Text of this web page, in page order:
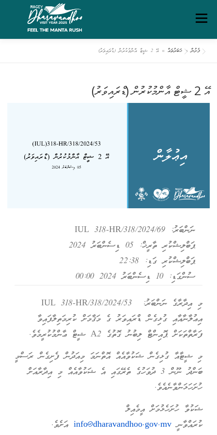
content
Menu
ގަވާއިދުތަކާއި އުސޫލުތައް
ޑައުންލޯޑްސް ރިޕޯޓްތައް ފެށުން
ފެށުން» ޚަބަރުތައް » އޭ 2 ޝީޓް އާންމުކުރުން (ޑްރައިވަރު)
އޭ 2 ޝީޓް އާންމުކުރުން (ޑްރައިވަރު)
ނަންބަރު: IUL 318-HR/318/2024/69
ޕަބްލިޝްކުރި ތާރީޚް: 05 ޑިސެންބަރު 2024
ޕަބްލިޝްކުރި ގަޑި: 22:38
ސުންގަޑި: 10 ޑިސެންބަރު 2024 00:00
މި އިދާރާގެ ނަންބަރު: IUL 318-HR/318/2024/53
އިޢުލާނާއާއި ގުޅިގެން ޑްރައިވަރު ގެ މަޤާމަށް ކުރިމަތިލާފައިވާ
ފަރާތްތަކަށް ޕޮއިންޓް ލިބުނު ގޮތުގެ A2 ޝީޓް ޢާންމުކުރީމެވެ.
މި ޝީޓާއާ ގުޅިގެން ޝަކުވާއެއް އޮތްނަމަ މިއަދުން ފެށިގެން ރަސްމީ
ބަންދު ނޫން 3 ދުވަހުގެ ތެރޭގައި އެ ޝަކުވާއެއް މި އިދާރާއަށް
ހުށަހަޅަންވާނެއެވެ.
ޝަކުވާ ހުށަހެޅުމަށް އީމެއިލް
ކުރައްވާނީ info@dharavandhoo.gov.mv އަށެވެ.